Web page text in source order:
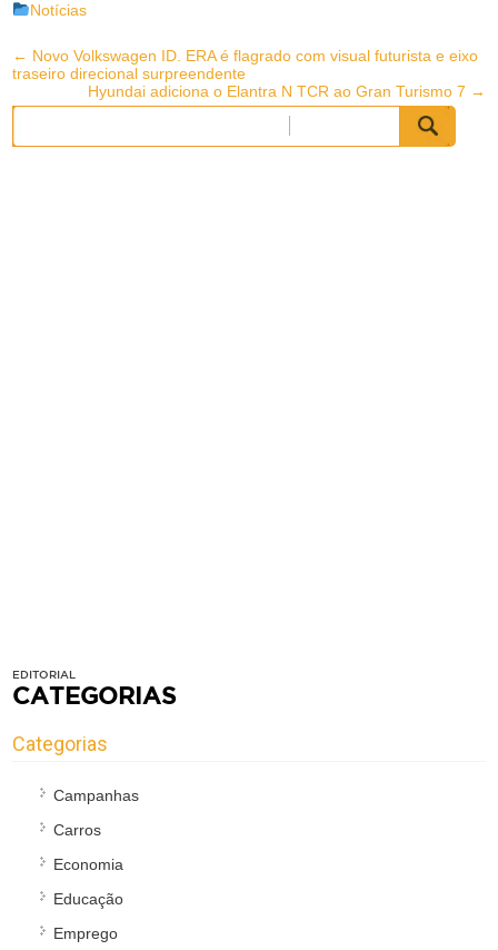
Notícias
Post
navigation
← Novo Volkswagen ID. ERA é flagrado com visual futurista e eixo
traseiro direcional surpreendente
Hyundai adiciona o Elantra N TCR ao Gran Turismo 7 →
Pesquisar
por:
EDITORIAL
CATEGORIAS
Categorias
Campanhas
Carros
Economia
Educação
Emprego